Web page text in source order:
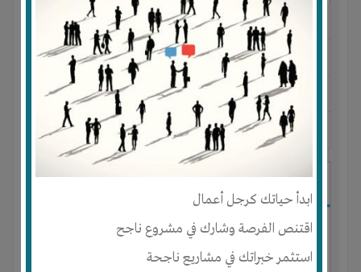
ابدأ حياتك كرجل أعمال
اقتنص الفرصة وشارك في مشروع ناجح
استثمر خبراتك في مشاريع ناجحة
الجنس : ذكر
لديـه :المال علاقات
المكان :مصر -القاهرة -المقطم
آخر ظهور: : منذ 3 اشهر
ابو محمد